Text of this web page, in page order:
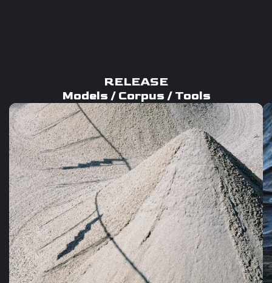
RELEASE
Models / Corpus / Tools